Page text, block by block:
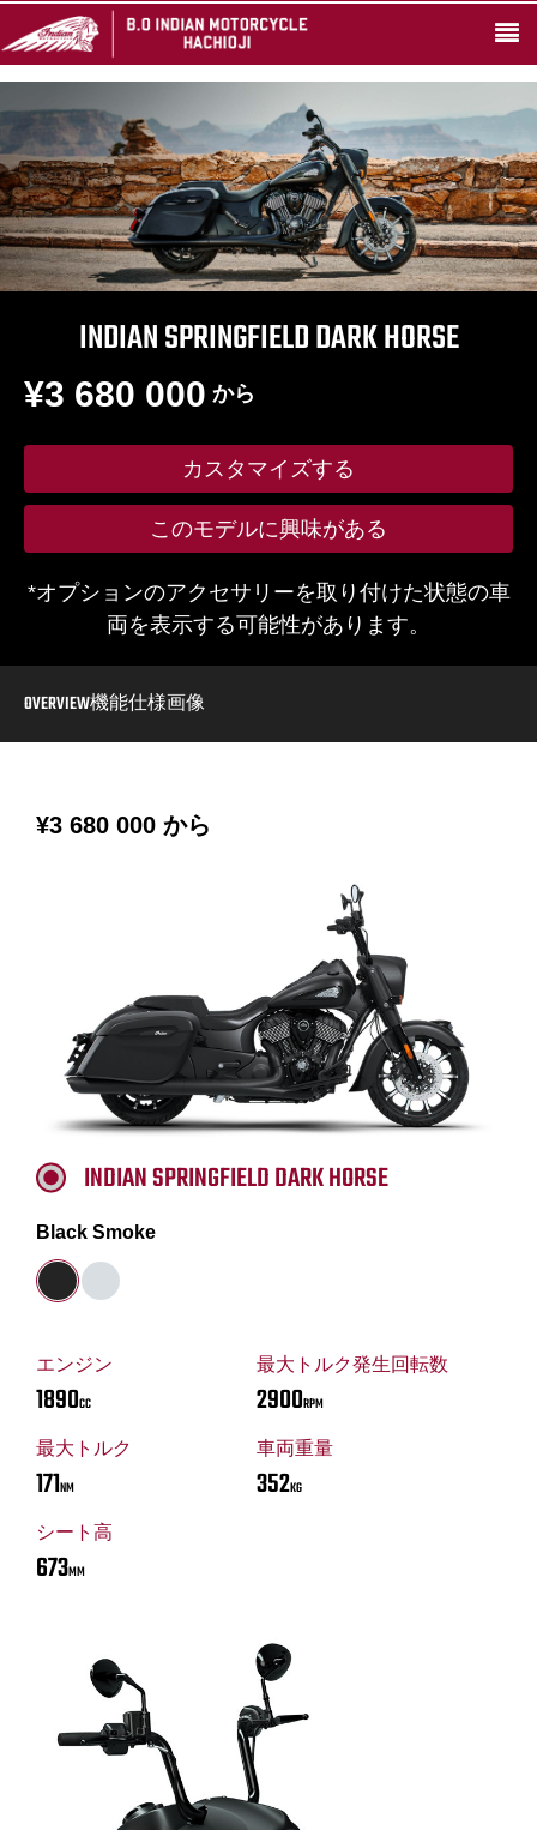
INDIAN SPRINGFIELD DARK HORSE
から
¥3 680 000
カスタマイズする
このモデルに興味がある
*オプションのアクセサリーを取り付けた状態の車
両を表示する可能性があります。
OVERVIEW機能仕様画像
から
¥3 680 000
エンジン
1890CC
最大トルク発生回転数
2900RPM
最大トルク
171NM
車両重量
352KG
シート高
673MM
INDIAN SPRINGFIELD DARK HORSE
Black Smoke